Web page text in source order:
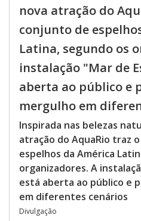
nova atração do
conjunto de
Latina, segundo os
instalação "Mar de
aberta ao público e
mergulho em
Inspirada nas belezas
atração do AquaRio traz
espelhos da América
organizadores. A
está aberta ao público e
em diferentes cenários
Divulgação